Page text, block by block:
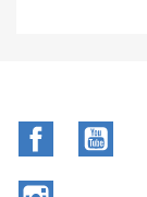
Facebook